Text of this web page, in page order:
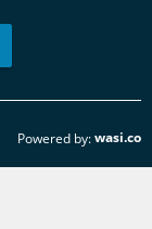
Powered by:wasi.co